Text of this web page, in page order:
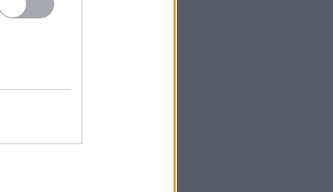
ιστοσελίδα